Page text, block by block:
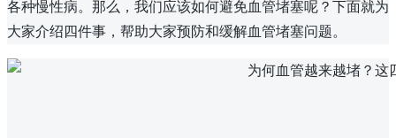
各种慢性病。那么，我们应该如何避免血管堵塞呢？下面就为
大家介绍四件事，帮助大家预防和缓解血管堵塞问题。